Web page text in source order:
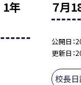
年
７月
公開日
更新日
校長